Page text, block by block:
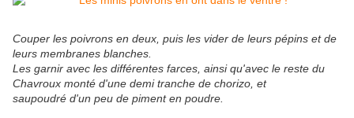
Couper les poivrons en deux, puis les vider de leurs pépins et de
leurs membranes blanches.
Les garnir avec les différentes farces, ainsi qu'avec le reste du
Chavroux monté d'une demi tranche de chorizo, et
saupoudré d'un peu de piment en poudre.